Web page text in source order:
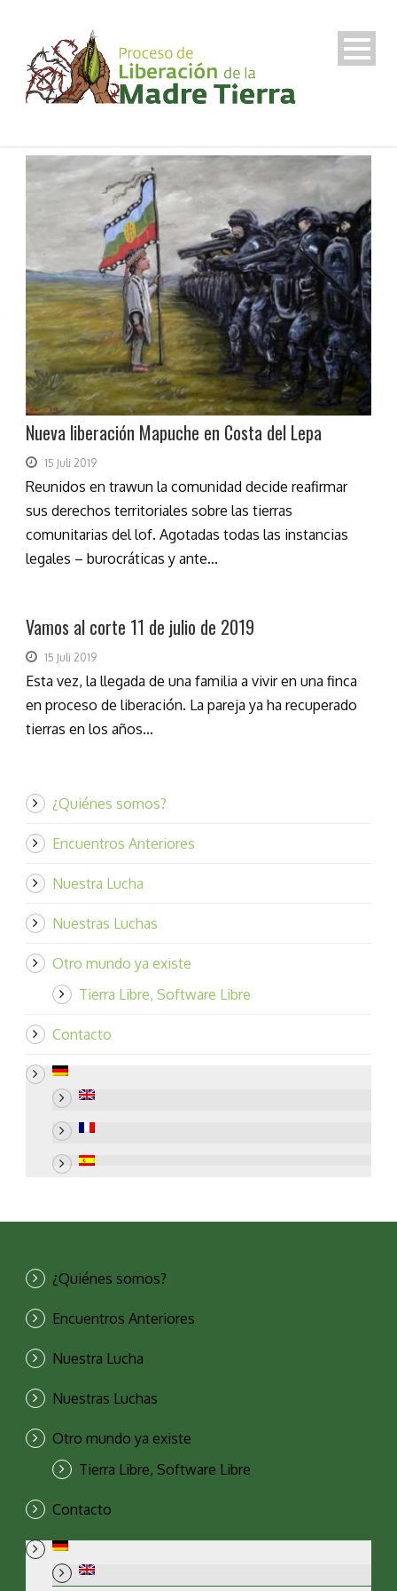
Nueva liberación Mapuche en Costa del Lepa
15 Juli 2019
Reunidos en trawun la comunidad decide reafirmar
sus derechos territoriales sobre las tierras
comunitarias del lof. Agotadas todas las instancias
legales – burocráticas y ante...
Vamos al corte 11 de julio de 2019
15 Juli 2019
Esta vez, la llegada de una familia a vivir en una finca
en proceso de liberación. La pareja ya ha recuperado
tierras en los años...
¿Quiénes somos?
Encuentros Anteriores
Nuestra Lucha
Nuestras Luchas
Otro mundo ya existe
Tierra Libre, Software Libre
Contacto
¿Quiénes somos?
Encuentros Anteriores
Nuestra Lucha
Nuestras Luchas
Otro mundo ya existe
Tierra Libre, Software Libre
Contacto